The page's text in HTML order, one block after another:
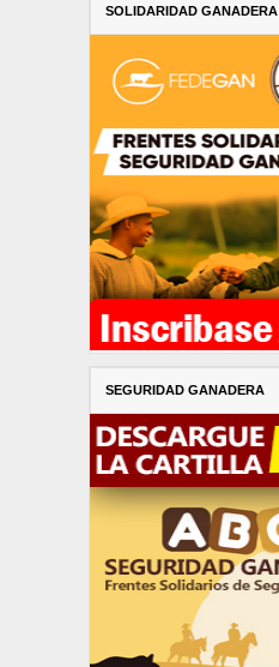
SOLIDARIDAD GANADERA
SEGURIDAD GANADERA